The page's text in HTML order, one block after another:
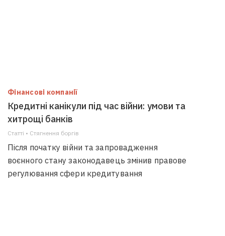
Фінансові компанії
Кредитні канікули під час війни: умови та
хитрощі банків
Статті • Стягнення боргiв
Після початку війни та запровадження
воєнного стану законодавець змінив правове
регулювання сфери кредитування